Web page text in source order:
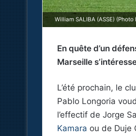
William SALIBA (ASSE)
En quête d’un
Marseille
L’été prochain, le
Pablo Longoria
l’effectif de Jorge
Kamara ou de Duje